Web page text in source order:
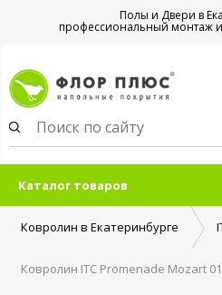
Полы и Двери в
профессиональный монтаж
Каталог товаров
Ковролин в Екатеринбурге
Ковролин ITC Promenade Mozart